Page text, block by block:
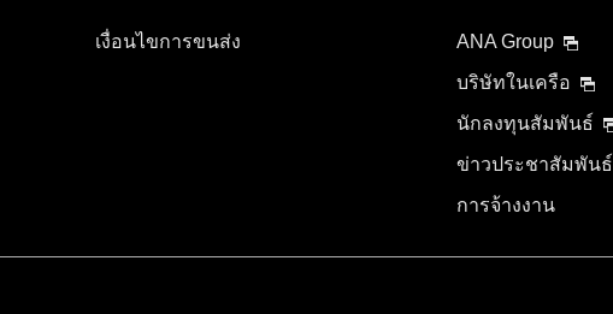
เงื่อนไขการขนส่ง
ANA Group
บริษัทในเครือ
นักลงทุนสัมพันธ์
ข่าวประชาสัมพันธ์
การจ้างงาน